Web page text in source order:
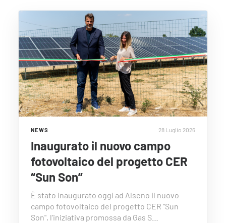
NEWS 28 Luglio 2026
Inaugurato il nuovo campo
fotovoltaico del progetto CER
“Sun Son”
È stato inaugurato oggi ad Alseno il nuovo
campo fotovoltaico del progetto CER "Sun
Son", l'iniziativa promossa da Gas S…